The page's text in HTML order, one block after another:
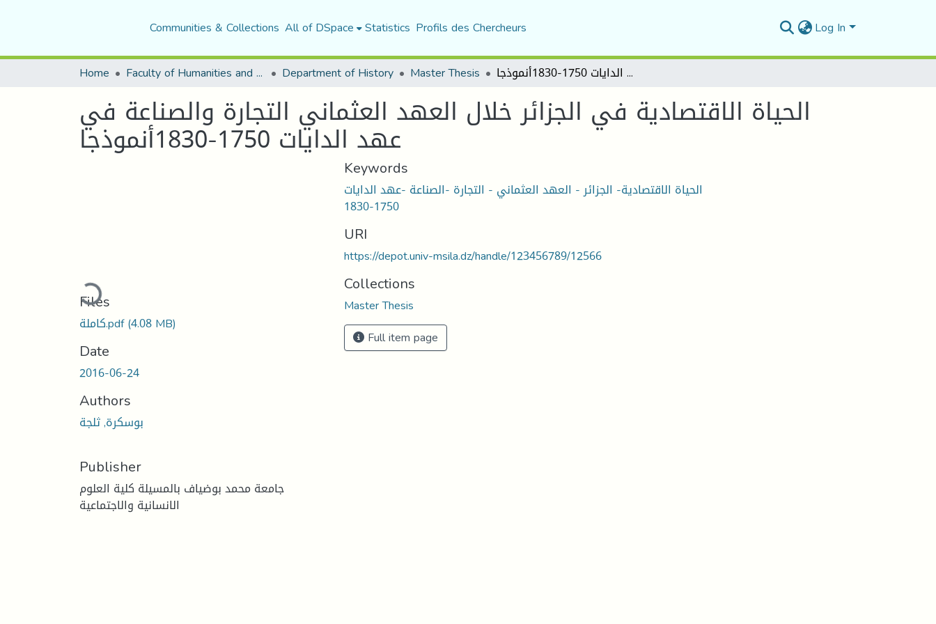
Communities & Collections All of DSpace Statistics Profils des Chercheurs Log In
Home Faculty of Humanities and Social Sciences Department of History Master Thesis الحياة الاقتصادية في الجزائر خلال العهد العثماني التجارة والصناعة في عهد الدايات 1750-1830أنموذجا
الحياة الاقتصادية في الجزائر خلال العهد العثماني التجارة والصناعة في
عهد الدايات 1750-1830أنموذجا
Loading...
Files
كاملة.pdf(4.08 MB)
Date
2016-06-24
Authors
بوسكرة, ثلجة
Publisher
جامعة محمد بوضياف بالمسيلة كلية العلوم
الانسانية والاجتماعية
Keywords
الحياة الاقتصادية- الجزائر - العهد العثماني - التجارة -الصناعة -عهد الدايات
1750-1830
URI
https://depot.univ-msila.dz/handle/123456789/12566
Collections
Master Thesis
Full item page